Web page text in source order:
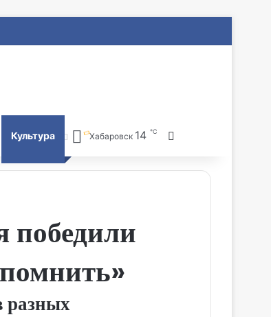
Культура Хабаровск 14 ℃
победили
разных